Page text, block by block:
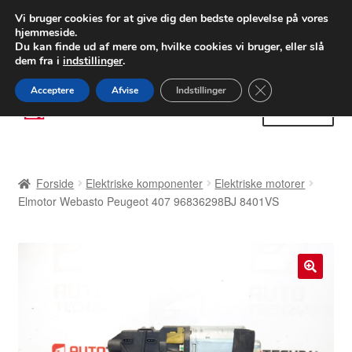
LEVERING fra 55 kr.
FEDEX verdensomspændende forsendelse
80 82 72 02
Spring
til
Spring
til
Betalinger
Forside Elektriske komponenter
Elektriske motorer
Elmotor Webasto Peugeot 407 96836298BJ 8401VS
Vi bruger cookies for at give dig den bedste oplevelse på vores
hjemmeside.
Du kan finde ud af mere om, hvilke cookies vi bruger, eller slå
dem fra i indstillinger.
Acceptere Afvise Indstillinger Close GDPR